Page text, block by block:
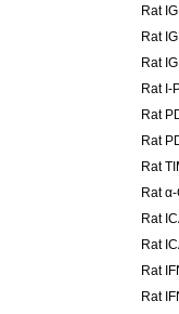
Rat
Rat
Rat
Rat I-
Rat
Rat
Rat
Rat
Rat
Rat
Rat
Rat